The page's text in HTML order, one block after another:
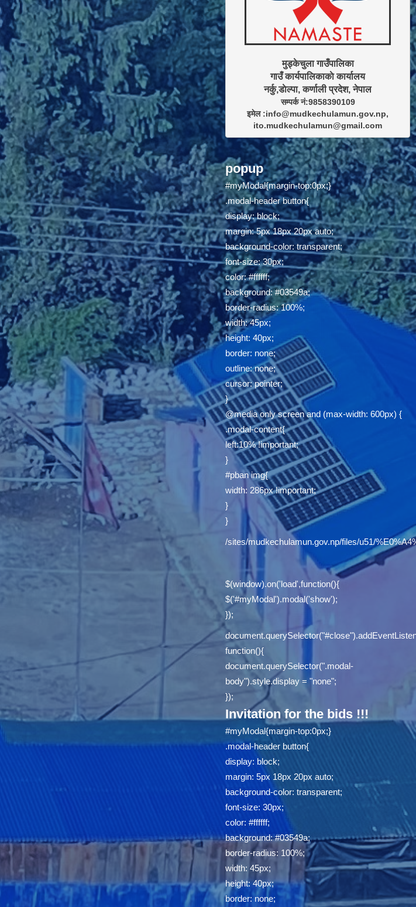
मुड्केचुला गाउँपालिका
गाउँ कार्यपालिकाकाे कार्यालय
सम्पर्क नं:9858390109
इमेल :info@mudkechulamun.gov.np,
ito.mudkechulamun@gmail.com
popup
#myModal{margin-top:0px;}
.modal-header button{
display: block;
margin: 5px 18px 20px auto;
background-color: transparent;
font-size: 30px;
color: #ffffff;
background: #03549a;
border-radius: 100%;
width: 45px;
height: 40px;
border: none;
outline: none;
cursor: pointer;
}
@media only screen and (max-width: 600px) {
.modal-content{
left:10% !important;
}
#pban img{
width: 286px !important;
}
}
/sites/mudkechulamun.gov.np/files/u51/
$(window).on('load',function(){
$('#myModal').modal('show');
});
function(){
document.querySelector(".modal-
body").style.display = "none";
});
Invitation for the bids !!!
#myModal{margin-top:0px;}
.modal-header button{
display: block;
margin: 5px 18px 20px auto;
background-color: transparent;
font-size: 30px;
color: #ffffff;
background: #03549a;
border-radius: 100%;
width: 45px;
height: 40px;
border: none;